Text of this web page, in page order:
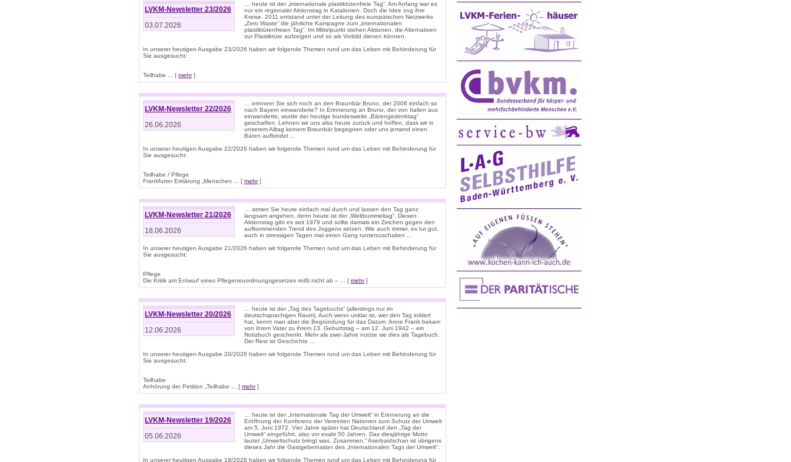
LVKM-Newsletter 23/2026
03.07.2026
… heute ist der „internationale plastiktütenfreie Tag“. Am Anfang war es
nur ein regionaler Aktionstag in Katalonien. Doch die Idee zog ihre
Kreise. 2011 entstand unter der Leitung des europäischen Netzwerks
„Zero Waste“ die jährliche Kampagne zum „internationalen
plastiktütenfreien Tag“. Im Mittelpunkt stehen Aktionen, die Alternativen
zur Plastiktüte aufzeigen und so als Vorbild dienen können.
In unserer heutigen Ausgabe 23/2026 haben wir folgende Themen rund um das Leben mit Behinderung für
Sie ausgesucht:
Teilhabe ... [ mehr]
LVKM-Newsletter 22/2026
26.06.2026
… erinnern Sie sich noch an den Braunbär Bruno, der 2006 einfach so
nach Bayern einwanderte? In Erinnerung an Bruno, der von Italien aus
einwanderte, wurde der heutige bundesweite „Bärengedenktag“
geschaffen. Lehnen wir uns also heute zurück und hoffen, dass wir in
unserem Alltag keinem Braunbär begegnen oder uns jemand einen
Bären aufbindet ...
In unserer heutigen Ausgabe 22/2026 haben wir folgende Themen rund um das Leben mit Behinderung für
Sie ausgesucht:
Teilhabe / Pflege
Frankfurter Erklärung „Menschen ... [ mehr]
LVKM-Newsletter 21/2026
18.06.2026
… atmen Sie heute einfach mal durch und lassen den Tag ganz
langsam angehen, denn heute ist der „Weltbummeltag“. Diesen
Aktionstag gibt es seit 1979 und sollte damals ein Zeichen gegen den
aufkommenden Trend des Joggens setzen. Wie auch immer, es tut gut,
auch in stressigen Tagen mal einen Gang runterzuschalten ...
In unserer heutigen Ausgabe 21/2026 haben wir folgende Themen rund um das Leben mit Behinderung für
Sie ausgesucht:
Pflege
Die Kritik am Entwurf eines Pflegeneuordnungsgesetzes reißt nicht ab – ... [ mehr]
LVKM-Newsletter 20/2026
12.06.2026
… heute ist der „Tag des Tagebuchs“ (allerdings nur im
deutschsprachigen Raum). Auch wenn unklar ist, wer den Tag initiiert
hat, kennt man aber die Begründung für das Datum. Anne Frank bekam
von ihrem Vater zu ihrem 13. Geburtstag – am 12. Juni 1942 – ein
Notizbuch geschenkt. Mehr als zwei Jahre nutzte sie dies als Tagebuch.
Der Rest ist Geschichte …
In unserer heutigen Ausgabe 20/2026 haben wir folgende Themen rund um das Leben mit Behinderung für
Sie ausgesucht:
Teilhabe
Anhörung der Petition „Teilhabe ... [ mehr]
LVKM-Newsletter 19/2026
05.06.2026
… heute ist der „Internationale Tag der Umwelt“ in Erinnerung an die
Eröffnung der Konferenz der Vereinten Nationen zum Schutz der Umwelt
am 5. Juni 1972. Vier Jahre später hat Deutschland den „Tag der
Umwelt“ eingeführt, also vor exakt 50 Jahren. Das diesjährige Motto
lautet „Umweltschutz bringt was. Zusammen.“ Aserbaidschan ist übrigens
dieses Jahr die Gastgebernation des „Internationalen Tags der Umwelt“.
In unserer heutigen Ausgabe 19/2026 haben wir folgende Themen rund um das Leben mit Behinderung für